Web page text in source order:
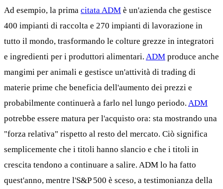
Ad esempio, la prima citata ADM è un'azienda che gestisce
400 impianti di raccolta e 270 impianti di lavorazione in
tutto il mondo, trasformando le colture grezze in integratori
e ingredienti per i produttori alimentari. ADM produce anche
mangimi per animali e gestisce un'attività di trading di
materie prime che beneficia dell'aumento dei prezzi e
probabilmente continuerà a farlo nel lungo periodo. ADM
potrebbe essere matura per l'acquisto ora: sta mostrando una
"forza relativa" rispetto al resto del mercato. Ciò significa
semplicemente che i titoli hanno slancio e che i titoli in
crescita tendono a continuare a salire. ADM lo ha fatto
quest'anno, mentre l'S&P 500 è sceso, a testimonianza della